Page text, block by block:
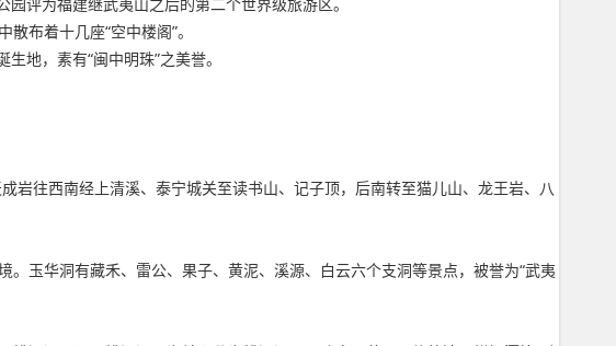
布着十几座“空中楼阁”。
地，素有“闽中明珠”之美誉。
岩往西南经上清溪、泰宁城关至读书山、记子顶，后南转至猫儿山、龙王岩、八
玉华洞有藏禾、雷公、果子、黄泥、溪源、白云六个支洞等景点，被誉为“武夷